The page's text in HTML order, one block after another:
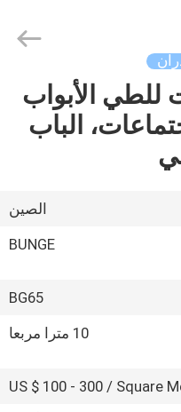
للطي الأبواب
الباب
الصين
BUNGE
BG65
10 مترا مربعا
US $ 100 - 300 / Square